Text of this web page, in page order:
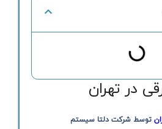
در تهران
توسط شرکت دلتا سیستم